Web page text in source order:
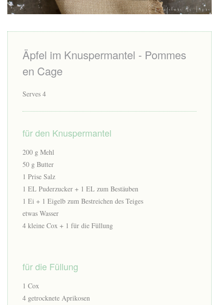
Äpfel im Knuspermantel - Pommes
en Cage
Serves 4
für den Knuspermantel
200 g Mehl
50 g Butter
1 Prise Salz
1 EL Puderzucker + 1 EL zum Bestäuben
1 Ei + 1 Eigelb zum Bestreichen des Teiges
etwas Wasser
4 kleine Cox + 1 für die Füllung
für die Füllung
1 Cox
4 getrocknete Aprikosen